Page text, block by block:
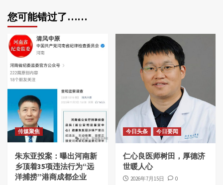
您可能错过了……
传媒聚焦
朱东亚投案：曝出河南新
乡顶着35项违法行为“远
洋捕捞”港商成都企业
今日头条 今日要闻
仁心良医师树田，厚德济
世暖人心
2026年7月15日 0